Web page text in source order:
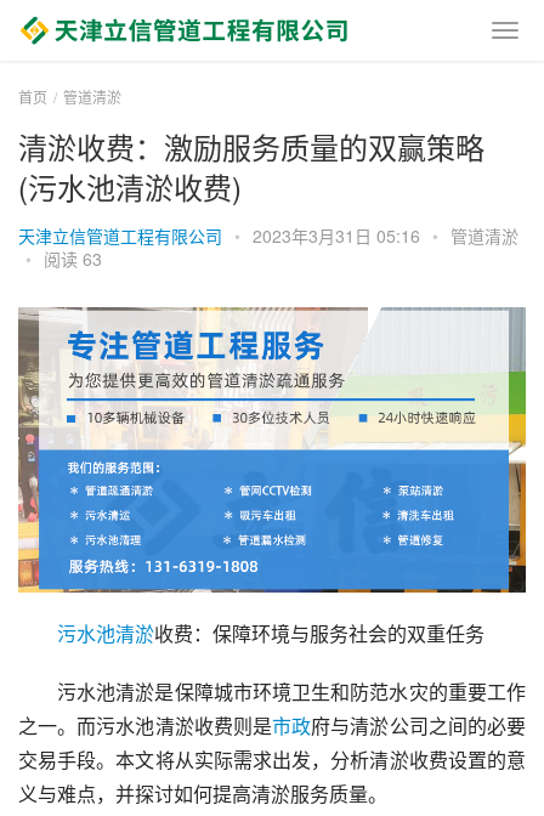
首页 管道清淤
清淤收费：激励服务质量的双赢策略
(污水池清淤收费)
天津立信管道工程有限公司 • 2023年3月31日 05:16 • 管道清淤
• 阅读 63
污水池清淤收费：保障环境与服务社会的双重任务
污水池清淤是保障城市环境卫生和防范水灾的重要工作
之一。而污水池清淤收费则是市政府与清淤公司之间的必要
交易手段。本文将从实际需求出发，分析清淤收费设置的意
义与难点，并探讨如何提高清淤服务质量。